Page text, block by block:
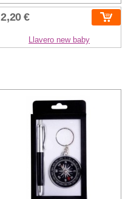
2,20 €
Llavero new baby